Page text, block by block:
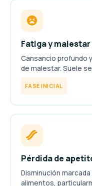
Fatiga y malestar
Cansancio profundo
de malestar. Suele
FASE INICIAL
Pérdida de
Disminución
alimentos,